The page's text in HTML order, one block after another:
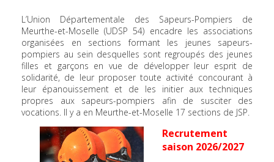
L’Union Départementale des Sapeurs-Pompiers de
Meurthe-et-Moselle (UDSP 54) encadre les associations
organisées en sections formant les jeunes sapeurs-
pompiers au sein desquelles sont regroupés des jeunes
filles et garçons en vue de développer leur esprit de
solidarité, de leur proposer toute activité concourant à
leur épanouissement et de les initier aux techniques
propres aux sapeurs-pompiers afin de susciter des
vocations. Il y a en Meurthe-et-Moselle 17 sections de JSP.
Recrutement
saison 2026/2027